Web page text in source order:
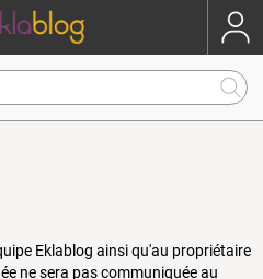
Eklablog ainsi qu'au propriétaire
ne sera pas communiquée au